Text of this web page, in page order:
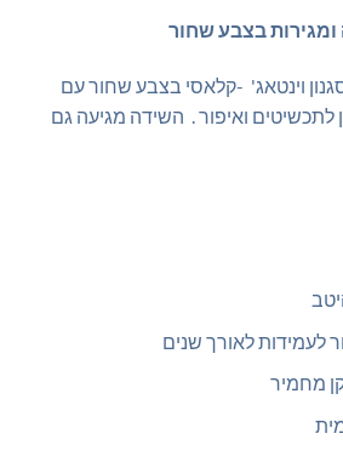
בצבע שחור
וינטאג' -קלאסי בצבע שחור עם
אחסון לתכשיטים ואיפור . השידה מגיעה גם
לעמידות לאורך שנים
מחמיר